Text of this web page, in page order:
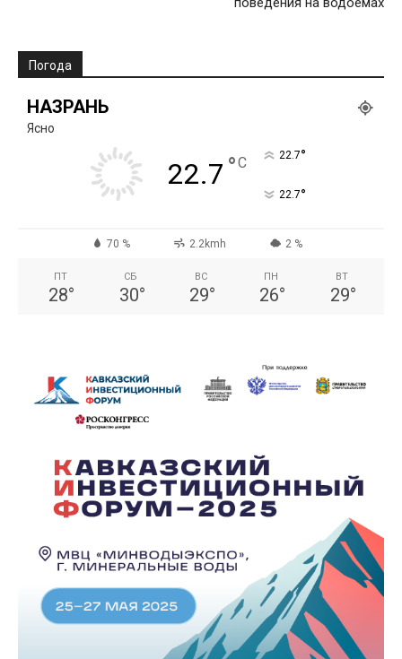
Погода
НАЗРАНЬ
Ясно
22.7 °C 22.7°
22.7°
70 % 2.2kmh 2 %
ПТ
28°
СБ
30°
ВС
29°
ПН
26°
ВТ
29°